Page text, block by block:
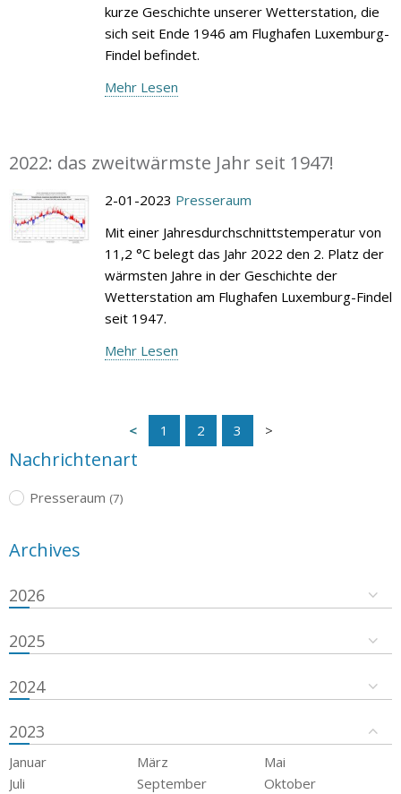
kurze Geschichte unserer Wetterstation, die
sich seit Ende 1946 am Flughafen Luxemburg-
Findel befindet.
Mehr Lesen
2022: das zweitwärmste Jahr seit 1947!
2-01-2023 Presseraum
Mit einer Jahresdurchschnittstemperatur von
11,2 °C belegt das Jahr 2022 den 2. Platz der
wärmsten Jahre in der Geschichte der
Wetterstation am Flughafen Luxemburg-Findel
seit 1947.
Mehr Lesen
1 2 3
Nachrichtenart
Presseraum (7)
Archives
2026
2025
2024
2023
Januar März
Mai
Juli
September
Oktober